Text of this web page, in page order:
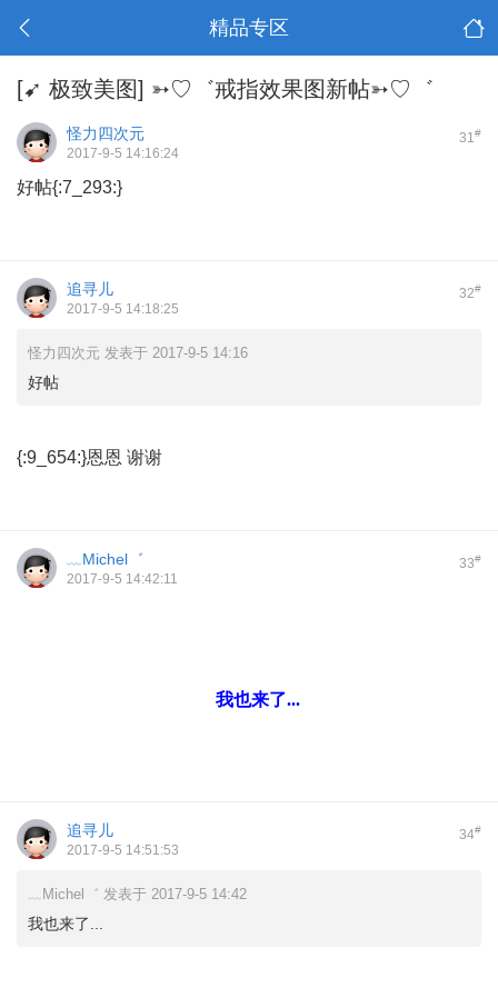
精品专区
[➹ 极致美图] ➳♡゛戒指效果图新帖➳♡゛
31#
怪力四次元
2017-9-5 14:16:24
好帖{:7_293:}
32#
追寻儿
2017-9-5 14:18:25
怪力四次元 发表于 2017-9-5 14:16
好帖
{:9_654:}恩恩 谢谢
33#
﹏Michel゛
2017-9-5 14:42:11
我也来了...
34#
追寻儿
2017-9-5 14:51:53
﹏Michel゛ 发表于 2017-9-5 14:42
我也来了...